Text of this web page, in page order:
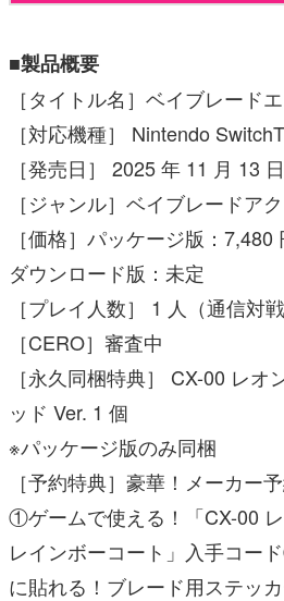
■製品概要
［タイトル名］ベイブレード
［対応機種］ Nintendo
［発売日］ 2025 年 11 月 13
［ジャンル］ベイブレードア
［価格］パッケージ版：7,480
ダウンロード版：未定
［プレイ人数］ 1 人（通信対
［CERO］審査中
［永久同梱特典］ CX-00 レオ
ッド Ver. 1 個
※パッケージ版のみ同梱
［予約特典］豪華！メーカー
①ゲームで使える！「CX-00
レインボーコート」入手コー
に貼れる！ブレード用ステッ